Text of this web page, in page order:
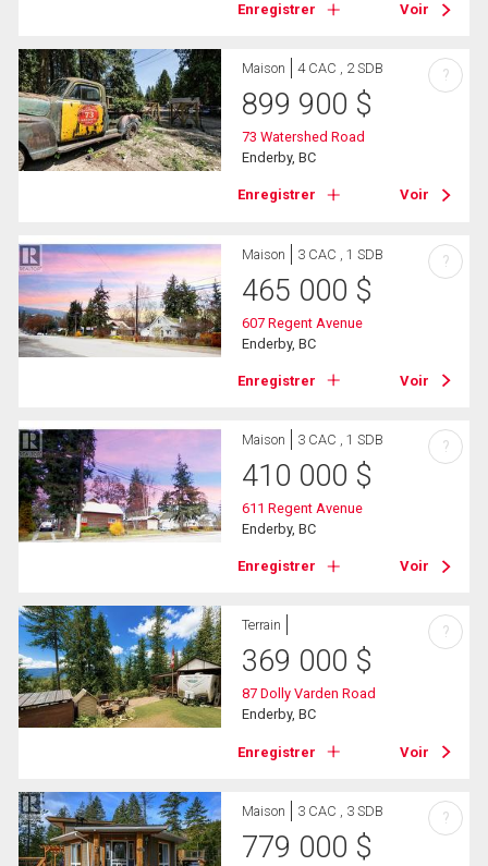
Enregistrer Voir
Maison 4 CAC , 2 SDB
899 900 $
73 Watershed Road
Enderby, BC
Enregistrer Voir
?
Maison 3 CAC , 1 SDB
465 000 $
607 Regent Avenue
Enderby, BC
Enregistrer Voir
?
Maison 3 CAC , 1 SDB
410 000 $
611 Regent Avenue
Enderby, BC
Enregistrer Voir
?
Terrain
369 000 $
87 Dolly Varden Road
Enderby, BC
Enregistrer Voir
?
Maison 3 CAC , 3 SDB
779 000 $
?